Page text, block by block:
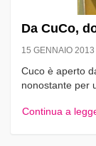
Da CuCo,
15 GENNAIO 2013
Cuco è aperto
nonostante per
Continua a